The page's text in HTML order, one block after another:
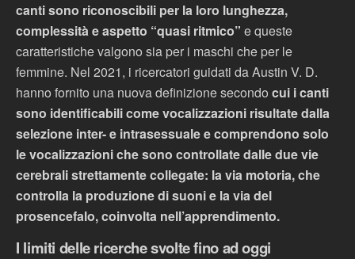
canti sono riconoscibili per la loro lunghezza,
complessità e aspetto “quasi ritmico” e queste
caratteristiche valgono sia per i maschi che per le
femmine. Nel 2021, i ricercatori guidati da Austin V. D.
hanno fornito una nuova definizione secondo cui i canti
sono identificabili come vocalizzazioni risultate dalla
selezione inter- e intrasessuale e comprendono solo
le vocalizzazioni che sono controllate dalle due vie
cerebrali strettamente collegate: la via motoria, che
controlla la produzione di suoni e la via del
prosencefalo, coinvolta nell’apprendimento.
I limiti delle ricerche svolte fino ad oggi